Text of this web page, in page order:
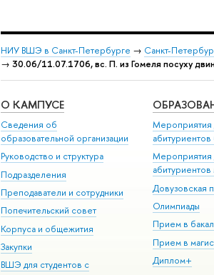
НИУ ВШЭ в Санкт-Петербурге → Санкт-
→ 30.06/11.07.1706, вс. П. из Гомеля посуху
О КАМПУСЕ
Сведения об
образовательной организации
Руководство и структура
Подразделения
Преподаватели и сотрудники
Попечительский совет
Корпуса и общежития
Закупки
ВШЭ для студентов с
Мероприятия
абитуриентов
Мероприятия
абитуриентов
Довузовская
Олимпиады
Прием в
Прием в
Диплом+